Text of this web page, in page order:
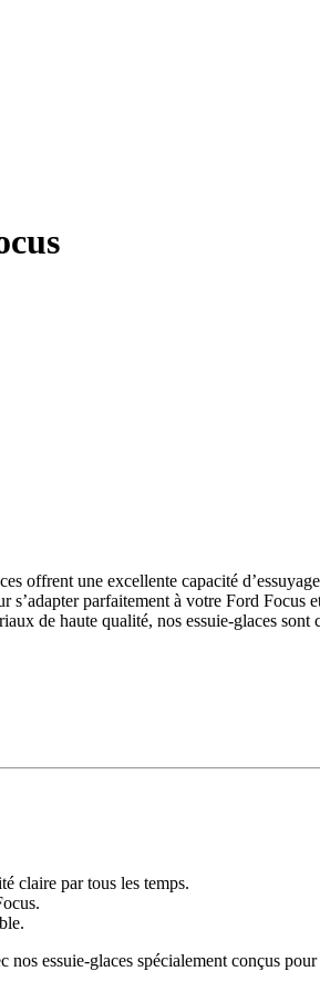
offrent une excellente capacité
s’adapter parfaitement à votre Ford Focus
de haute qualité, nos essuie-glaces
claire par tous les temps.
essuie-glaces spécialement conçus